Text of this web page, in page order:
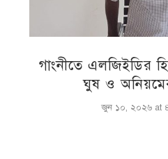
গাংনীতে এলজিইডির
ঘুষ ও
জুন ১০, ২০২৬ at